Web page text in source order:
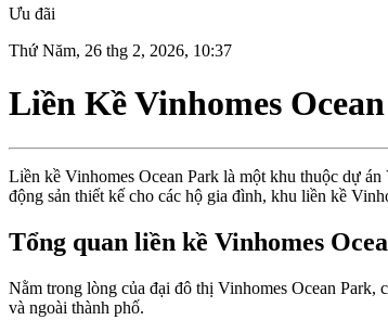
Ưu đãi
Thứ Năm, 26 thg 2, 2026, 10:37
Liền Kề Vinhomes
Liền kề Vinhomes Ocean Park là một khu thuộc dự
động sản thiết kế cho các hộ gia đình, khu liền kề
Tổng quan liền kề Vinhomes
Nằm trong lòng của đại đô thị Vinhomes Ocean Park,
và ngoài thành phố.